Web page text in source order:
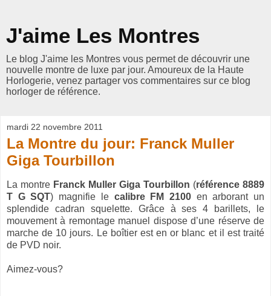
J'aime Les Montres
Le blog J'aime les Montres vous permet de découvrir une
nouvelle montre de luxe par jour. Amoureux de la Haute
Horlogerie, venez partager vos commentaires sur ce blog
horloger de référence.
mardi 22 novembre 2011
La Montre du jour: Franck Muller
Giga Tourbillon
La montre Franck Muller Giga Tourbillon (référence 8889
T G SQT) magnifie le calibre FM 2100en arborant un
splendide cadran squelette. Grâce à ses 4 barillets, le
mouvement à remontage manuel dispose d’une réserve de
marche de 10 jours. Le boîtier est en or blanc et il est traité
de PVD noir.
Aimez-vous?